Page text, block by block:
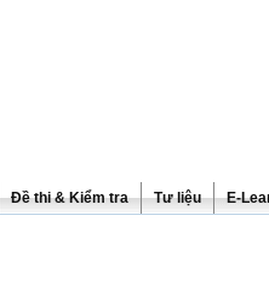
Đề thi & Kiểm tra Tư liệu E-